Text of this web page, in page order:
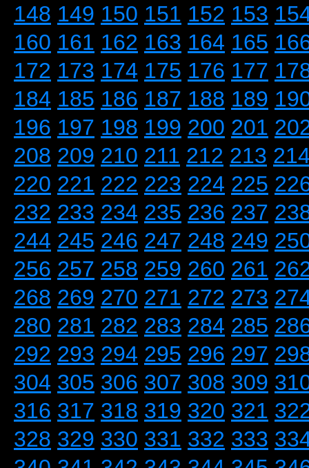
148 149 150 151 152 153
160 161 162 163 164 165
172 173 174 175 176 177
184 185 186 187 188 189
196 197 198 199 200 201
208 209 210 211 212 213
220 221 222 223 224 225
232 233 234 235 236 237
244 245 246 247 248 249
256 257 258 259 260 261
268 269 270 271 272 273
280 281 282 283 284 285
292 293 294 295 296 297
304 305 306 307 308 309
316 317 318 319 320 321
328 329 330 331 332 333